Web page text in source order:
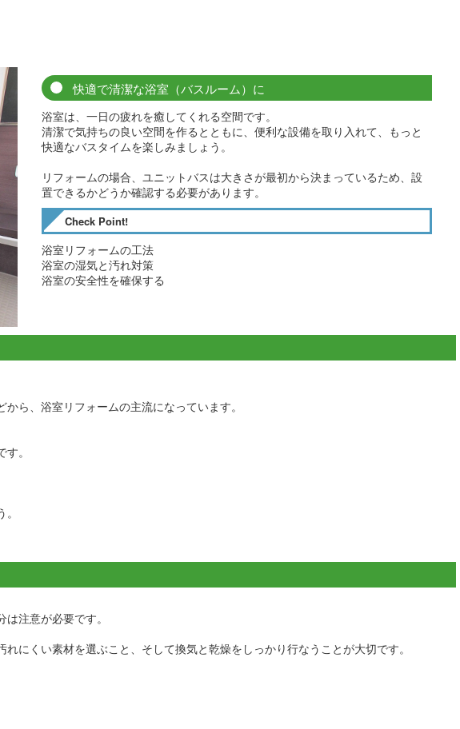
快適で清潔な浴室（バスルーム）に
浴室は、一日の疲れを癒してくれる空間です。
清潔で気持ちの良い空間を作るとともに、便利な設備を取り入れて、もっと
快適なバスタイムを楽しみましょう。
リフォームの場合、ユニットバスは大きさが最初から決まっているため、設
置できるかどうか確認する必要があります。
Check Point!
浴室リフォームの工法
浴室の湿気と汚れ対策
浴室の安全性を確保する
ら、浴室リフォームの主流になっています。
。
注意が必要です。
にくい素材を選ぶこと、そして換気と乾燥をしっかり行なうことが大切です。